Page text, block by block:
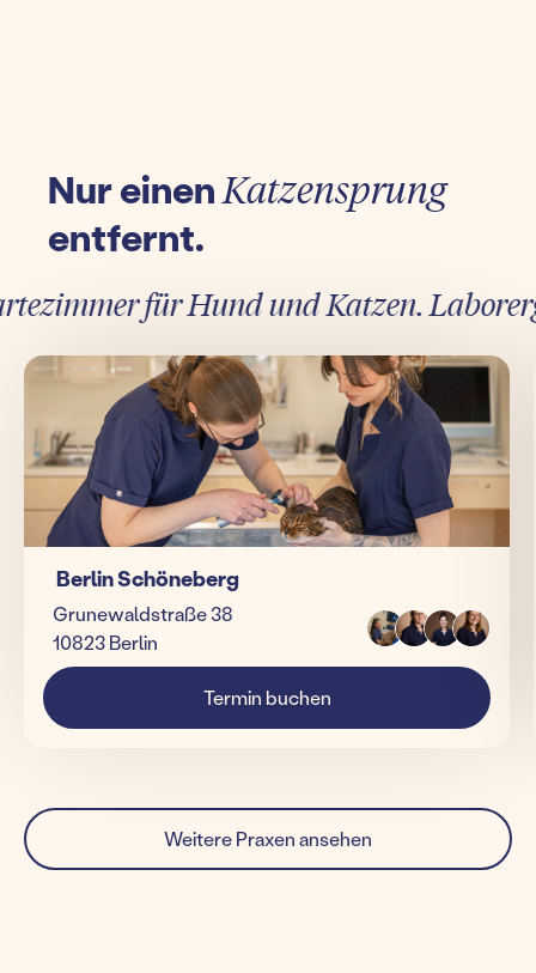
Nur einenKatzensprung
entfernt.
für Hund und Katzen.
Berlin Schöneberg
Grunewaldstraße 38
10823 Berlin
Termin buchen
Weitere Praxen ansehen